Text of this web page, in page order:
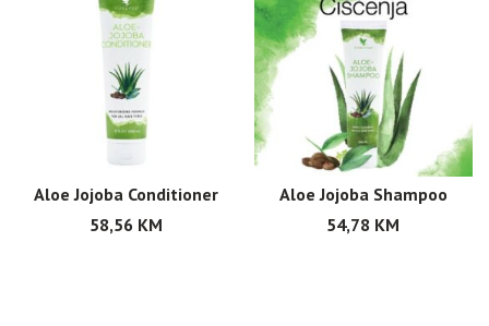
Aloe Jojoba Conditioner
58,56 KM
Aloe Jojoba Shampoo
54,78 KM